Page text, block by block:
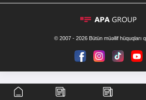
© 2007 - 2026 Bütün müəllif hüquqları